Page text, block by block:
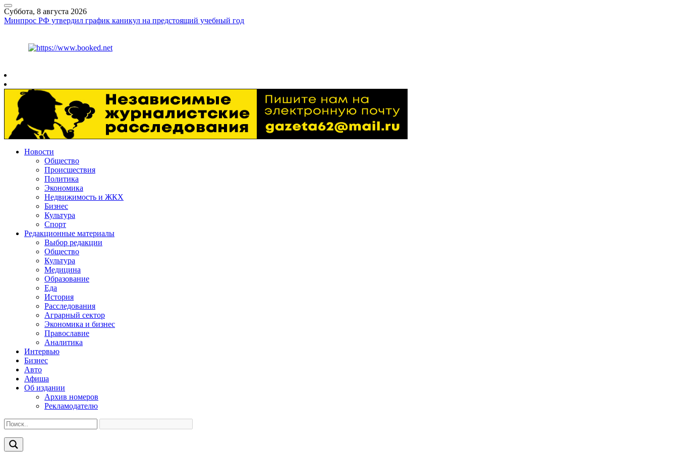
Суббота, 8 августа 2026
Минпрос РФ утвердил график каникул на предстоящий учебный год
Новости
Общество
Происшествия
Политика
Экономика
Недвижимость и ЖКХ
Бизнес
Культура
Спорт
Редакционные материалы
Выбор редакции
Общество
Культура
Медицина
Образование
Еда
История
Расследования
Аграрный сектор
Экономика и бизнес
Православие
Аналитика
Интервью
Бизнес
Авто
Афиша
Об издании
Архив номеров
Рекламодателю